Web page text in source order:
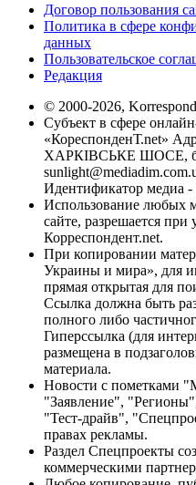
Договор пользования
Политика в сфере
данных
Пользовательское
Редакция
© 2000-2026,
Субъект в сфере
«КореспонденТ.net»
ХАРКІВСЬКЕ ШОСЕ,
Идентификатор медиа -
Использование любых
сайте, разрешается
Корреспондент.net.
При копировании
Украины и мира», для
прямая открытая для
Ссылка должна быть
полного либо
Гиперссылка (для
размещена в
материала.
Новости с пометками
"Заявление",
"Тест-драйв",
правах рекламы.
Раздел Спецпроекты
коммерческими